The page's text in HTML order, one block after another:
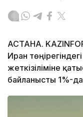
АСТАНА.
Иран
жеткізіліміне
байланысты 1%-